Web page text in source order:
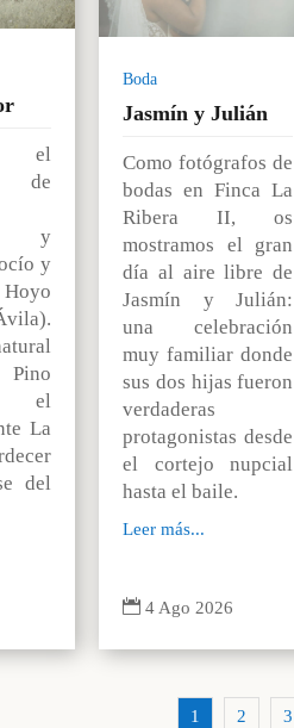
el
de
y
y
el
La
del
Boda
Jasmín y Julián
Como fotógrafos de
bodas en Finca La
Ribera II, os
mostramos el gran
día al aire libre de
Jasmín y Julián:
una celebración
muy familiar donde
sus dos hijas fueron
verdaderas
protagonistas desde
el cortejo nupcial
hasta el baile.
Leer más...
 4 Ago 2026
1 2 3